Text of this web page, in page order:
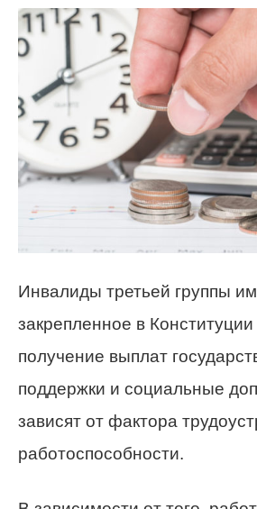
Инвалиды третьей группы
закрепленное в
получение выплат
поддержки и социальные
зависят от фактора
работоспособности.